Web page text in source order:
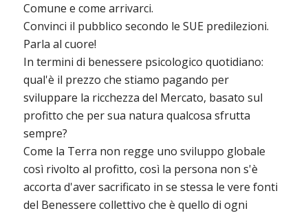
Comune e come arrivarci.
Convinci il pubblico secondo le SUE predilezioni.
Parla al cuore!
In termini di benessere psicologico quotidiano:
qual'è il prezzo che stiamo pagando per
sviluppare la ricchezza del Mercato, basato sul
profitto che per sua natura qualcosa sfrutta
sempre?
Come la Terra non regge uno sviluppo globale
così rivolto al profitto, così la persona non s'è
accorta d'aver sacrificato in se stessa le vere fonti
del Benessere collettivo che è quello di ogni